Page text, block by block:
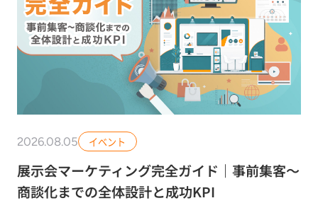
2026.08.05 イベント
展示会マーケティング完全ガイド｜事前集客〜
商談化までの全体設計と成功KPI